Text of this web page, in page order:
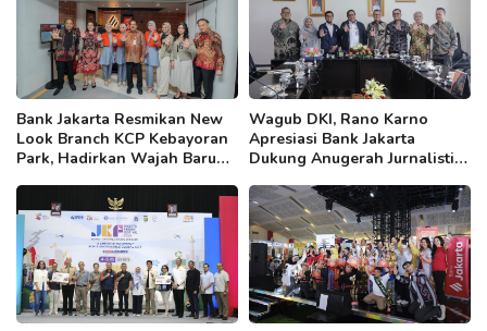
Bank Jakarta Resmikan New
Look Branch KCP Kebayoran
Park, Hadirkan Wajah Baru
Wagub DKI, Rano Karno
Apresiasi Bank Jakarta
Dukung Anugerah Jurnalistik
Berkualitas Sambut 5 Abad
Jakarta